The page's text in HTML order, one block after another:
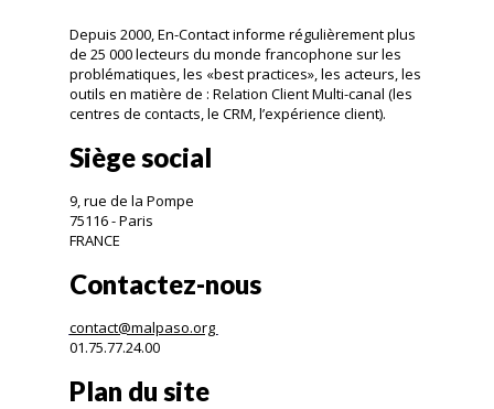
Depuis 2000, En-Contact informe régulièrement plus
de 25 000 lecteurs du monde francophone sur les
problématiques, les «best practices», les acteurs, les
outils en matière de : Relation Client Multi-canal (les
centres de contacts, le CRM, l’expérience client).
Siège social
9, rue de la Pompe
75116 - Paris
FRANCE
Contactez-nous
contact@malpaso.org
01.75.77.24.00
Plan du site